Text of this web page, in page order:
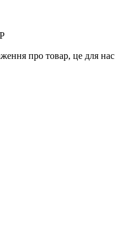
про товар, це для нас